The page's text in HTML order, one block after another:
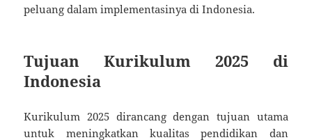
peluang dalam implementasinya di Indonesia.
Tujuan Kurikulum 2025 di
Indonesia
Kurikulum 2025 dirancang dengan tujuan utama
untuk meningkatkan kualitas pendidikan dan